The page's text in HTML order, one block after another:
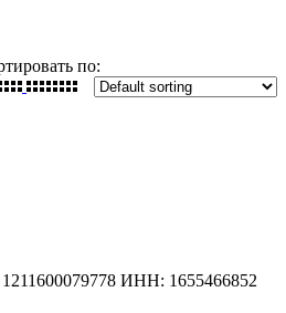
по:
ИНН: 1655466852